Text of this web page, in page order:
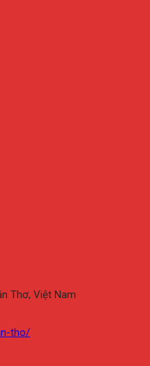
Thơ, Việt Nam
tho/